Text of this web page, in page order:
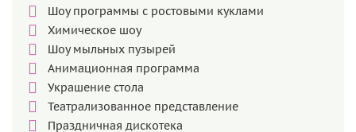
Шоу программы с ростовыми куклами
Химическое шоу
Шоу мыльных пузырей
Анимационная программа
Украшение стола
Театрализованное представление
Праздничная дискотека